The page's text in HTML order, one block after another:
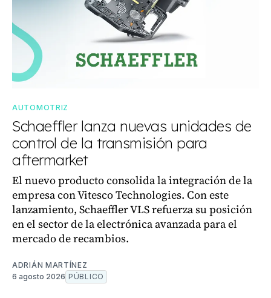
AUTOMOTRIZ
Schaeffler lanza nuevas unidades de
control de la transmisión para
aftermarket
El nuevo producto consolida la integración de la
empresa con Vitesco Technologies. Con este
lanzamiento, Schaeffler VLS refuerza su posición
en el sector de la electrónica avanzada para el
mercado de recambios.
ADRIÁN MARTÍNEZ
6 agosto 2026 PÚBLICO